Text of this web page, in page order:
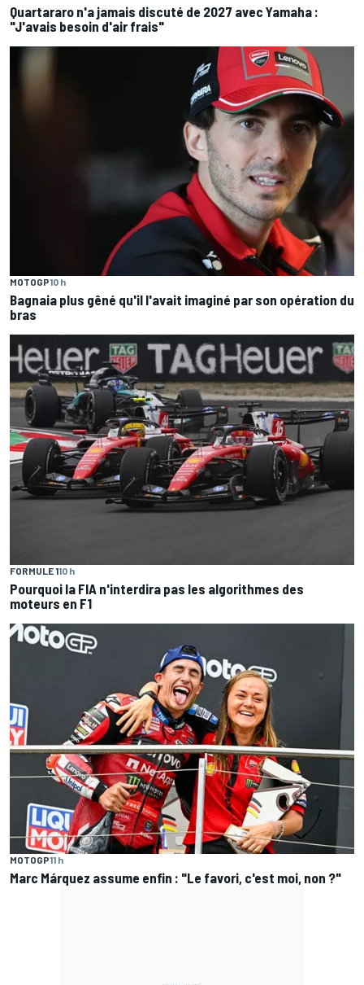
Quartararo n'a jamais discuté de 2027 avec Yamaha :
"J'avais besoin d'air frais"
MOTOGP10 h
Bagnaia plus gêné qu'il l'avait imaginé par son opération du
bras
FORMULE 110 h
Pourquoi la FIA n'interdira pas les algorithmes des
moteurs en F1
MOTOGP11 h
Marc Márquez assume enfin : "Le favori, c'est moi, non ?"